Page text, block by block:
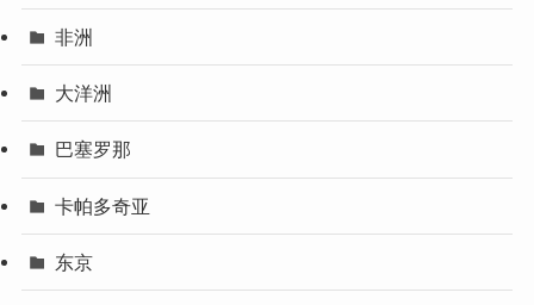
非洲
大洋洲
巴塞罗那
卡帕多奇亚
东京